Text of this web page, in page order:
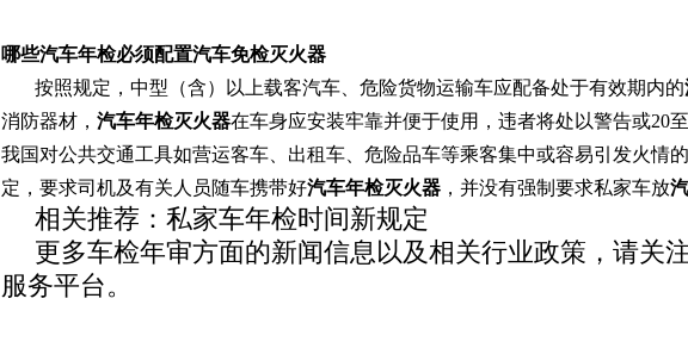
哪些汽车年检必须配置汽车免检灭火器
按照规定，中型（含）以上载客汽车、危险货物运输车应配备处于有效期内的
消防器材，汽车年检灭火器在车身应安装牢靠并便于使用，违者将处以警告或20
我国对公共交通工具如营运客车、出租车、危险品车等乘客集中或容易引发火情
定，要求司机及有关人员随车携带好汽车年检灭火器 ，并没有强制要求私家车放
相关推荐：私家车年检时间新规定
更多车检年审方面的新闻信息以及相关行业政策，请关
服务平台。